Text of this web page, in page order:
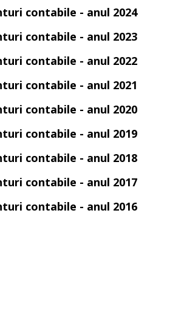
contabile - anul 2024
contabile - anul 2023
contabile - anul 2022
contabile - anul 2021
contabile - anul 2020
contabile - anul 2019
contabile - anul 2018
contabile - anul 2017
contabile - anul 2016